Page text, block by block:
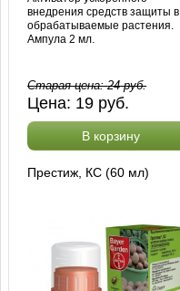
внедрения средств защиты в
обрабатываемые растения.
Ампула 2 мл.
Старая цена:24руб.
Цена: 19 руб.
В корзину
Престиж, КС (60 мл)